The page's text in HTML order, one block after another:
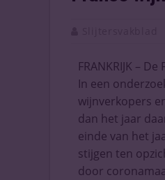
FRANKRIJK –
In een
wijnverkopers
dan het jaar
einde van het
stijgen ten
door